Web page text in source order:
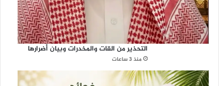
التحذير من القات والمخدرات وبيان أضرارها
منذ 3 ساعات